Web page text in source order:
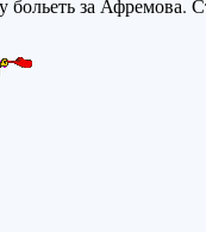
за Афремова.